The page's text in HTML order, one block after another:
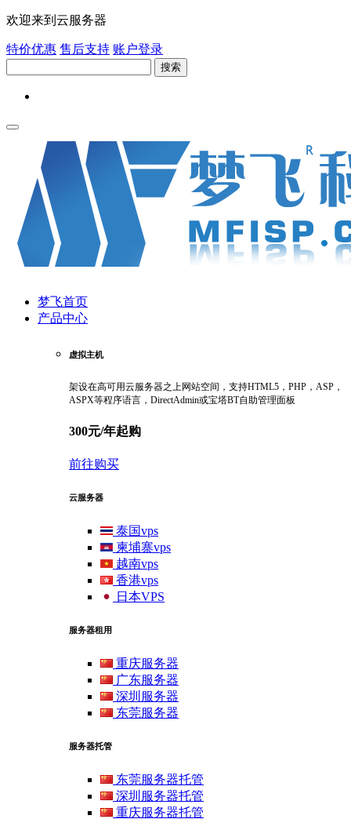
欢迎来到云服务器
特价优惠 售后支持 账户登录
搜索
梦飞首页
产品中心
虚拟主机
架设在高可用云服务器之上网站空间，支持HTML5，PHP，ASP，
ASPX等程序语言，DirectAdmin或宝塔BT自助管理面板
300元/年起购
前往购买
云服务器
泰国vps
柬埔寨vps
越南vps
香港vps
日本VPS
服务器租用
重庆服务器
广东服务器
深圳服务器
东莞服务器
服务器托管
东莞服务器托管
深圳服务器托管
重庆服务器托管